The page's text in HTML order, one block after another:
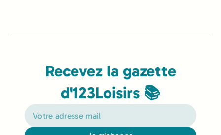
Recevez la gazette
d'123Loisirs 📚